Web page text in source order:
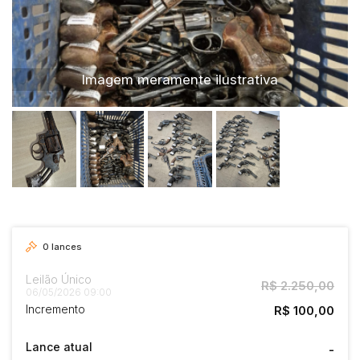
Caminhão
Carro
Carros
Moto
Motocicleta
Ônibus
Imagem meramente ilustrativa
0 lances
Leilão Único
06/05/2026 09:00 R$ 2.250,00
Incremento R$ 100,00
Lance atual -